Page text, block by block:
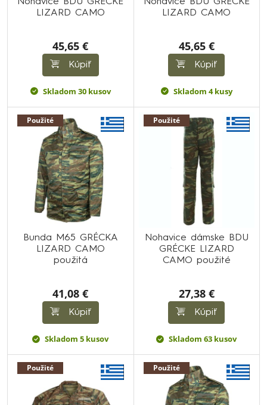
LIZARD CAMO
45,65 €
Kúpiť
Skladom 30 kusov
LIZARD CAMO
45,65 €
Kúpiť
Skladom 4 kusy
Použité
Bunda M65 GRÉCKA
LIZARD CAMO
použitá
41,08 €
Kúpiť
Skladom 5 kusov
Použité
Nohavice dámske BDU
GRÉCKE LIZARD
CAMO použité
27,38 €
Kúpiť
Skladom 63 kusov
Použité Použité